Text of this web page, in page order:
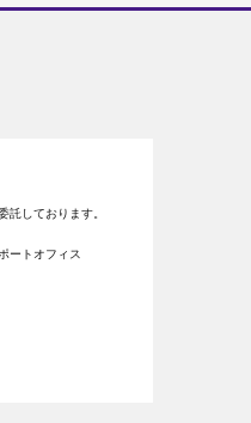
託しております。
ートオフィス